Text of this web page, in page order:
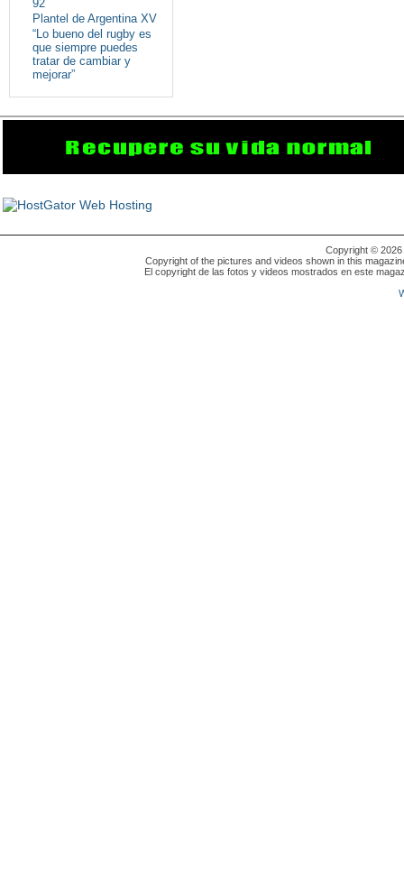
92
Plantel de Argentina XV
“Lo bueno del rugby es
que siempre puedes
tratar de cambiar y
mejorar”
Copyright © 2026
Copyright of the pictures and videos shown in this
El copyright de las fotos y videos mostrados en este